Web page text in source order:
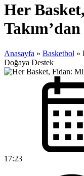
Her
Anasayfa » Basketbol »
Doğaya Destek
17:23